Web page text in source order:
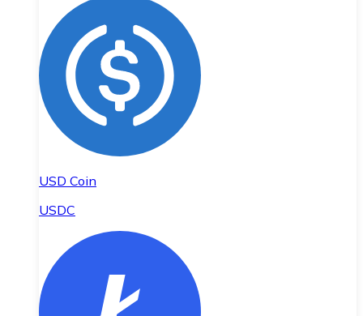
USD Coin
USDC